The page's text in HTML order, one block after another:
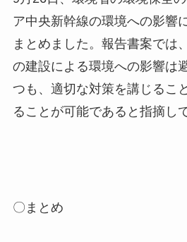
ア中央新幹線の環境への影響
まとめました。報告書案では
の建設による環境への影響は
つも、適切な対策を講じるこ
ることが可能であると指摘し
〇まとめ